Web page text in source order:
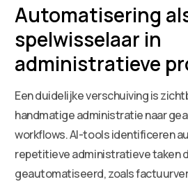
Automatisering
spelwisselaar in
administratieve
Een duidelijke verschuiving is
handmatige administratie naar
workflows. AI-tools identificeren
repetitieve administratieve taken
geautomatiseerd, zoals